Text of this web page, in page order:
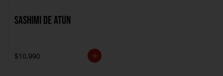
Sashimi de Atún
$10.990